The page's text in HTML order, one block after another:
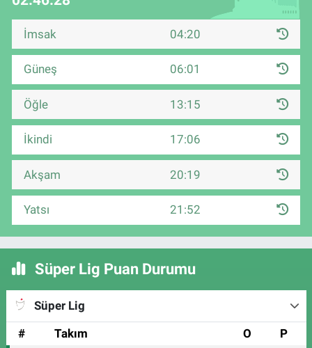
İmsak 04:20
Güneş 06:01
Öğle 13:15
İkindi 17:06
Akşam 20:19
Yatsı 21:52
Süper Lig Puan Durumu
Süper Lig
#
Takım O P